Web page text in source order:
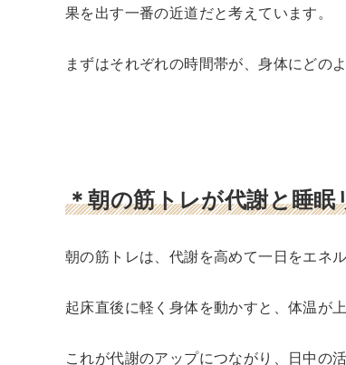
果を出す一番の近道だと考えています。
まずはそれぞれの時間帯が、身体にどの
＊朝の筋トレが代謝と睡
朝の筋トレは、代謝を高めて一日をエネ
起床直後に軽く身体を動かすと、体温が
これが代謝のアップにつながり、日中の